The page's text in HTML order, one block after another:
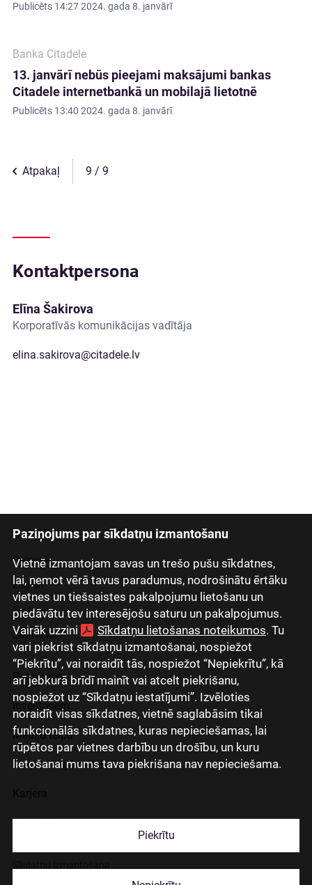
Paziņojums par sīkdatņu izmantošanu
Vietnē izmantojam savas un trešo pušu sīkdatnes,
lai, ņemot vērā tavus paradumus, nodrošinātu ērtāku
vietnes un tiešsaistes pakalpojumu lietošanu un
piedāvātu tev interesējošu saturu un pakalpojumus.
Vairāk uzzini
Sīkdatņu lietošanas noteikumos. Tu
vari piekrist sīkdatņu izmantošanai, nospiežot
“Piekrītu”, vai noraidīt tās, nospiežot “Nepiekrītu”, kā
arī jebkurā brīdī mainīt vai atcelt piekrišanu,
nospiežot uz “Sīkdatņu iestatījumi”. Izvēloties
noraidīt visas sīkdatnes, vietnē saglabāsim tikai
funkcionālās sīkdatnes, kuras nepieciešamas, lai
rūpētos par vietnes darbību un drošību, un kuru
lietošanai mums tava piekrišana nav nepieciešama.
Piekrītu
Publicēts 14:27 2024. gada 8. janvārī
Banka Citadele
13. janvārī nebūs pieejami maksājumi bankas
Citadele internetbankā un mobilajā lietotnē
Publicēts 13:40 2024. gada 8. janvārī
Atpakaļ 9
Kontaktpersona
Elīna Šakirova
Korporatīvās komunikācijas vadītāja
elina.sakirova@citadele.lv
Latviski
Русский
English
Eesti
Lietuviškai
Par mums
Investoriem
Mediju telpa
Grupas uzņēmumi
Kontakti